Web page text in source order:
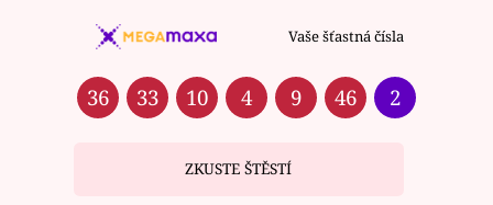
Vaše šťastná čísla
36 33 10 4 9 46 2
ZKUSTE ŠTĚSTÍ